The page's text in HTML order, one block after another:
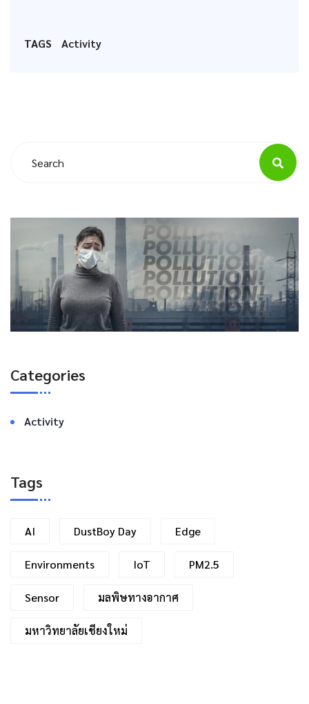
TAGS Activity
Categories
Activity
Tags
AI DustBoy Day Edge
Environments IoT PM2.5
Sensor มลพิษทางอากาศ
มหาวิทยาลัยเชียงใหม่